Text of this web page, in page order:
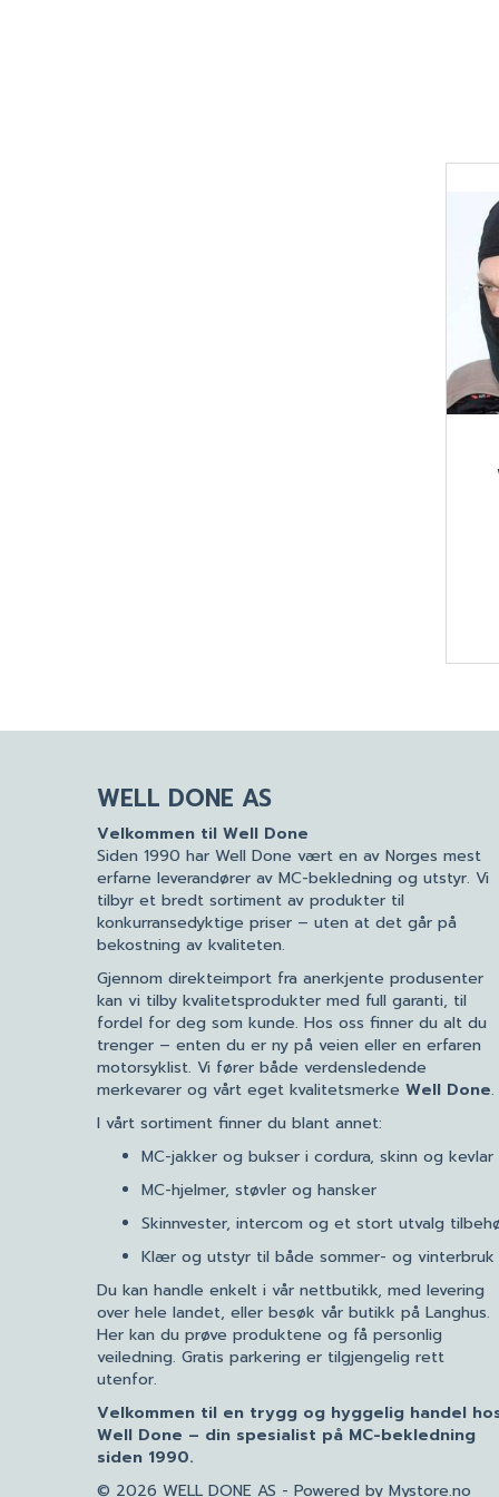
WELL DONE AS
Velkommen til Well Done
Siden 1990 har Well Done vært en av Norges mest
erfarne leverandører av MC-bekledning og utstyr. Vi
tilbyr et bredt sortiment av produkter til
konkurransedyktige priser – uten at det går på
bekostning av kvaliteten.
Gjennom direkteimport fra anerkjente produsenter
kan vi tilby kvalitetsprodukter med full garanti, til
fordel for deg som kunde. Hos oss finner du alt du
trenger – enten du er ny på veien eller en erfaren
motorsyklist. Vi fører både verdensledende
merkevarer og vårt eget kvalitetsmerke Well Done.
I vårt sortiment finner du blant annet:
MC-jakker og bukser i cordura, skinn og kevlar
MC-hjelmer, støvler og hansker
Skinnvester, intercom og et stort utvalg
Klær og utstyr til både sommer- og vinterbruk
Du kan handle enkelt i vår nettbutikk, med levering
over hele landet, eller besøk vår butikk på Langhus.
Her kan du prøve produktene og få personlig
veiledning. Gratis parkering er tilgjengelig rett
utenfor.
Velkommen til en trygg og hyggelig handel
Well Done – din spesialist på MC-bekledning
siden 1990.
© 2026 WELL DONE AS - Powered by Mystore.no